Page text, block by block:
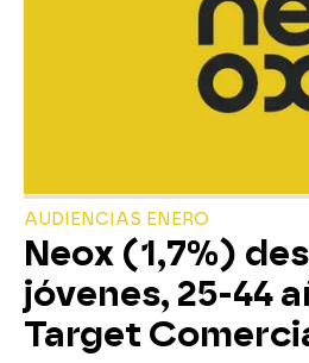
AUDIENCIAS ENERO
Neox (1,7%)
jóvenes, 25-44
Target